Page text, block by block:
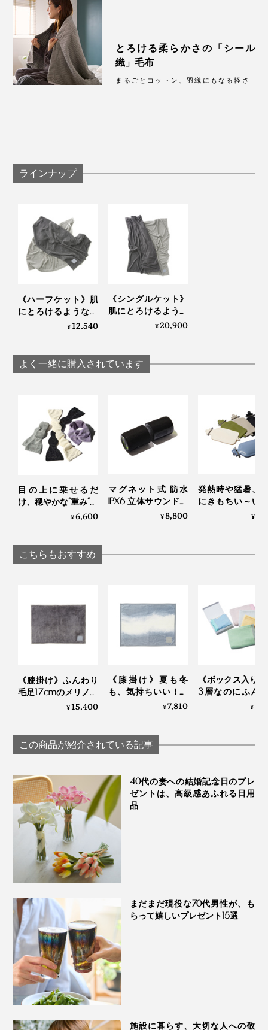
とろける柔らかさの「シール
織」毛布
まるごとコットン、羽織にもなる軽さ
ラインナップ
《ハーフケット》肌
にとろけるような柔
らかさ…コットンだか
｜LOOM&SPOOL
¥12,540
《シングルケット》
肌にとろけるような
柔らかさ…コットンだ
「GRAU」｜
LOOM&SPOOL
¥20,900
よく一緒に購入されています
目の上に乗せるだ
け、穏やかな“重み”で
夢の世界へ……寝返り
ク」｜nodpod
¥6,600
マグネット式 防水
IPX6 立体サウンドの
Bluetooth デュアル ス
¥8,800
発熱時や猛暑、
にきもちい～い
リコン製水枕」
¥
こちらもおすすめ
《膝掛け》ふんわり
毛足1.7cmのメリノウ
ールが気持ちいい！
SPOOL ルームアンド
スプール SERENE
¥15,400
《膝掛け》夏も冬
も、気持ちいい！綿
毛布の自然な柔らか
SPOOL）
¥7,810
《ボックス入り1
3層なのにふん
ボリューム感！
ゼケット
¥
この商品が紹介されている記事
40代の妻への結婚記念日のプレ
ゼントは、高級感あふれる日用
品
まだまだ現役な70代男性が、も
らって嬉しいプレゼント15選
施設に暮らす、大切な人への敬